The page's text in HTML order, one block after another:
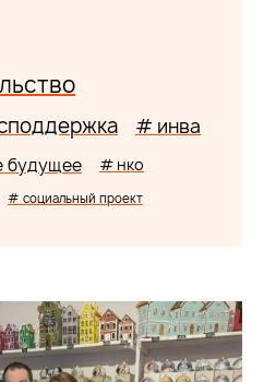
# инва
будущее # нко
# социальный проект